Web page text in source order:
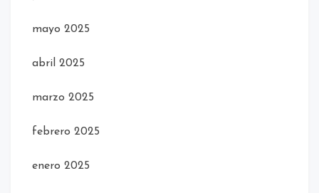
mayo 2025
abril 2025
marzo 2025
febrero 2025
enero 2025